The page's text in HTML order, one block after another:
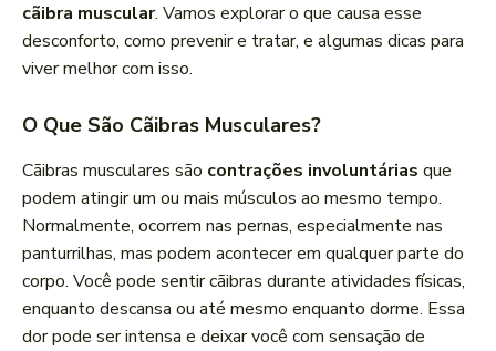
cãibra muscular. Vamos explorar o que causa esse
desconforto, como prevenir e tratar, e algumas dicas para
viver melhor com isso.
O Que São Cãibras Musculares?
Cãibras musculares são contrações involuntárias que
podem atingir um ou mais músculos ao mesmo tempo.
Normalmente, ocorrem nas pernas, especialmente nas
panturrilhas, mas podem acontecer em qualquer parte do
corpo. Você pode sentir cãibras durante atividades físicas,
enquanto descansa ou até mesmo enquanto dorme. Essa
dor pode ser intensa e deixar você com sensação de